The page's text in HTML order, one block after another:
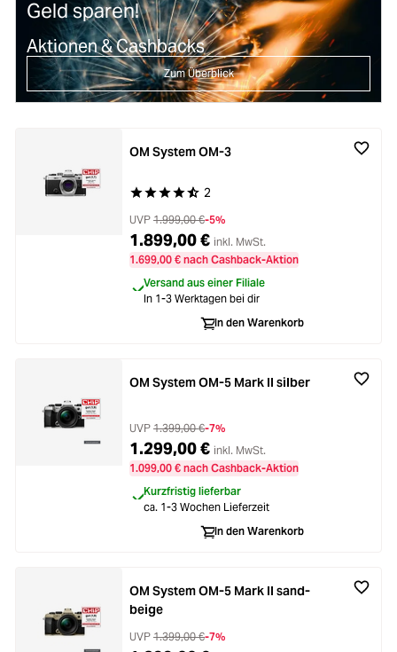
Geld sparen!
Aktionen & Cashbacks
Zum Überblick
Durchschnittliche Bewertung von 4.8 von 5
2
OM System OM-3
UVP 1.999,00 €-5%
1.899,00 € inkl. MwSt.
1.699,00 € nach Cashback-Aktion
Versand aus einer Filiale
In 1-3 Werktagen bei dir
In den Warenkorb
OM System OM-5 Mark II silber
UVP 1.399,00 €-7%
1.299,00 € inkl. MwSt.
1.099,00 € nach Cashback-Aktion
Kurzfristig lieferbar
ca. 1-3 Wochen Lieferzeit
In den Warenkorb
OM System OM-5 Mark II sand-
beige
UVP 1.399,00 €-7%